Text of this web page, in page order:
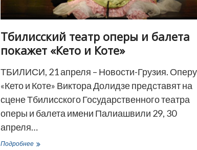
Тбилисский театр оперы и балета
покажет «Кето и Коте»
ТБИЛИСИ, 21 апреля – Новости-Грузия. Оперу
«Кето и Коте» Виктора Долидзе представят на
сцене Тбилисского Государственного театра
оперы и балета имени Палиашвили 29, 30
апреля…
ПодробнееТбилисский